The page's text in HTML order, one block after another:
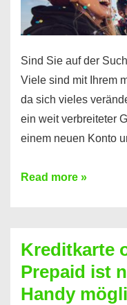
Sind Sie auf der
Viele sind mit Ihrem
da sich vieles
ein weit verbreiteter
einem neuen Konto
Konto
Neueröffnung
trotz
Schufaeintrag
Read more »
Kreditkarte
Prepaid ist
Handy